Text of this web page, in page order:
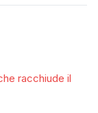
racchiude il